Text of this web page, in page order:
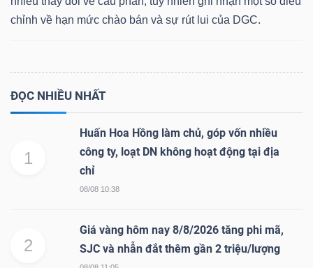
chỉnh về hạn mức chào bán và sự rút lui của DGC.
ĐỌC NHIỀU NHẤT
1
Huấn Hoa Hồng làm chủ, góp vốn nhiều
công ty, loạt DN không hoạt động tại địa
chỉ
08/08 10:38
2
Giá vàng hôm nay 8/8/2026 tăng phi mã,
SJC và nhẫn đắt thêm gần 2 triệu/lượng
Dữ